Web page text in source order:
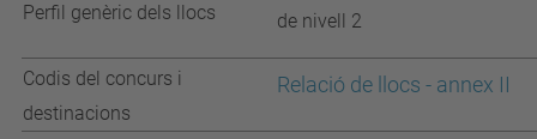
Perfil genèric dels llocs
de nivell 2
Codis del concurs i
destinacions
Relació de llocs - annex II